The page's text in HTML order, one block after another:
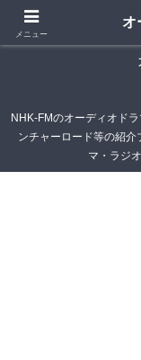
青春アドベンチ
NHK-FMのオーディオド
ンチャーロード等の紹
マ・ラジ
メニュー
オ